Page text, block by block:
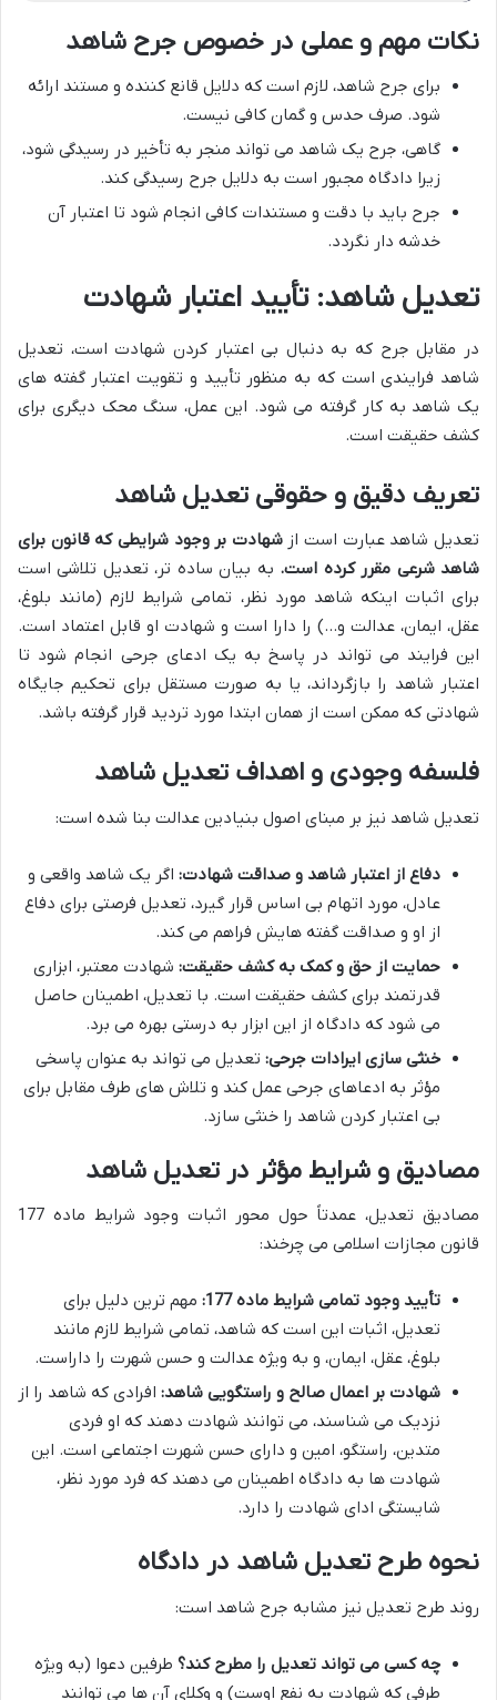
نکات مهم و عملی در خصوص جرح شاهد
برای جرح شاهد، لازم است که دلایل قانع کننده و مستند ارائه
شود. صرف حدس و گمان کافی نیست.
گاهی، جرح یک شاهد می تواند منجر به تأخیر در رسیدگی شود،
زیرا دادگاه مجبور است به دلایل جرح رسیدگی کند.
جرح باید با دقت و مستندات کافی انجام شود تا اعتبار آن
خدشه دار نگردد.
تعدیل شاهد: تأیید اعتبار شهادت
در مقابل جرح که به دنبال بی اعتبار کردن شهادت است، تعدیل
شاهد فرایندی است که به منظور تأیید و تقویت اعتبار گفته های
یک شاهد به کار گرفته می شود. این عمل، سنگ محک دیگری برای
کشف حقیقت است.
تعریف دقیق و حقوقی تعدیل شاهد
تعدیل شاهد عبارت است ازشهادت بر وجود شرایطی که قانون برای
شاهد شرعی مقرر کرده است. به بیان ساده تر، تعدیل تلاشی است
برای اثبات اینکه شاهد مورد نظر، تمامی شرایط لازم (مانند بلوغ،
عقل، ایمان، عدالت و…) را دارا است و شهادت او قابل اعتماد است.
این فرایند می تواند در پاسخ به یک ادعای جرحی انجام شود تا
اعتبار شاهد را بازگرداند، یا به صورت مستقل برای تحکیم جایگاه
شهادتی که ممکن است از همان ابتدا مورد تردید قرار گرفته باشد.
فلسفه وجودی و اهداف تعدیل شاهد
تعدیل شاهد نیز بر مبنای اصول بنیادین عدالت بنا شده است:
دفاع از اعتبار شاهد و صداقت شهادت: اگر یک شاهد واقعی و
عادل، مورد اتهام بی اساس قرار گیرد، تعدیل فرصتی برای دفاع
از او و صداقت گفته هایش فراهم می کند.
حمایت از حق و کمک به کشف حقیقت: شهادت معتبر، ابزاری
قدرتمند برای کشف حقیقت است. با تعدیل، اطمینان حاصل
می شود که دادگاه از این ابزار به درستی بهره می برد.
خنثی سازی ایرادات جرحی: تعدیل می تواند به عنوان پاسخی
مؤثر به ادعاهای جرحی عمل کند و تلاش های طرف مقابل برای
بی اعتبار کردن شاهد را خنثی سازد.
مصادیق و شرایط مؤثر در تعدیل شاهد
مصادیق تعدیل، عمدتاً حول محور اثبات وجود شرایط ماده 177
قانون مجازات اسلامی می چرخند:
تأیید وجود تمامی شرایط ماده 177:
مهم ترین دلیل برای
تعدیل، اثبات این است که شاهد، تمامی شرایط لازم مانند
بلوغ، عقل، ایمان، و به ویژه عدالت و حسن شهرت را داراست.
شهادت بر اعمال صالح و راستگویی شاهد: افرادی که شاهد را از
نزدیک می شناسند، می توانند شهادت دهند که او فردی
متدین، راستگو، امین و دارای حسن شهرت اجتماعی است. این
شهادت ها به دادگاه اطمینان می دهند که فرد مورد نظر،
شایستگی ادای شهادت را دارد.
نحوه طرح تعدیل شاهد در دادگاه
روند طرح تعدیل نیز مشابه جرح شاهد است:
چه کسی می تواند تعدیل را مطرح کند؟ طرفین دعوا (به ویژه
طرفی که شهادت به نفع اوست) و وکلای آن ها می توانند